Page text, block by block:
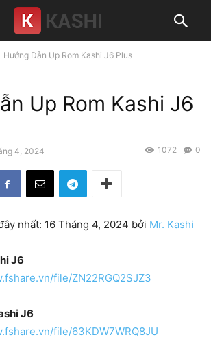
Hướng Dẫn Up Rom Kashi J6 Plus
Up Rom Kashi J6
4, 2024 0
1072
nhất: 16 Tháng 4, 2024 bởi Mr. Kashi
J6
file/ZN22RGQ2SJZ3
J6
file/63KDW7WRQ8JU